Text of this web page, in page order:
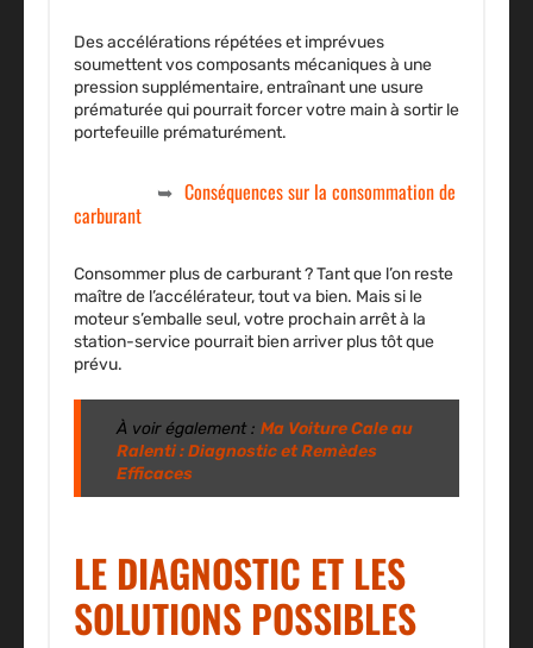
Des accélérations répétées et imprévues
soumettent vos composants mécaniques à une
pression supplémentaire, entraînant une usure
prématurée qui pourrait forcer votre main à sortir le
portefeuille prématurément.
Conséquences sur la consommation de
carburant
Consommer plus de carburant ? Tant que l’on reste
maître de l’accélérateur, tout va bien. Mais si le
moteur s’emballe seul, votre prochain arrêt à la
station-service pourrait bien arriver plus tôt que
prévu.
À voir également : Ma Voiture Cale au
Ralenti : Diagnostic et Remèdes
Efficaces
LE DIAGNOSTIC ET LES
SOLUTIONS POSSIBLES